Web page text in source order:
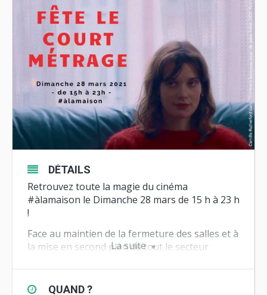
La suite
DÉTAILS
Retrouvez toute la magie du cinéma
#àlamaison le Dimanche 28 mars de 15 h à 23 h
!
Face au maintien de la fermeture des salles et à
la mise en second plan de tout le secteur
art au format court !
Nous vous proposons de découvrir des pépites
QUAND ?